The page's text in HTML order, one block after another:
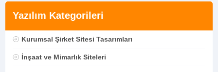
Yazılım Kategorileri
Kurumsal Şirket Sitesi Tasarımları
İnşaat ve Mimarlık Siteleri